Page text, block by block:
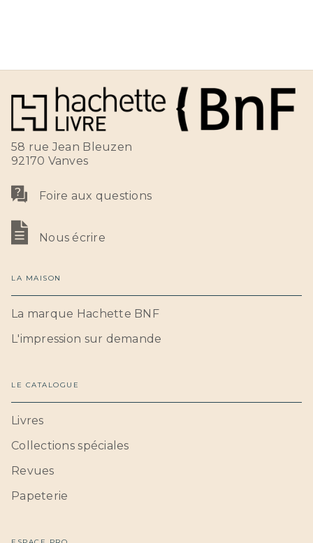
58 rue Jean Bleuzen
92170 Vanves
Foire aux questions
Nous écrire
LA MAISON
La marque Hachette BNF
L'impression sur demande
LE CATALOGUE
Livres
Collections spéciales
Revues
Papeterie